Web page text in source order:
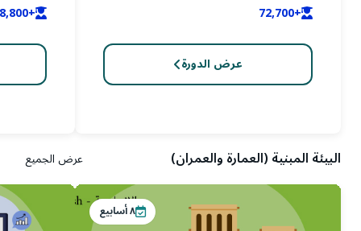
+72,700
عرض الدورة
+58,800
البيئة المبنية (العمارة والعمران) عرض الجميع
٨أسابيع